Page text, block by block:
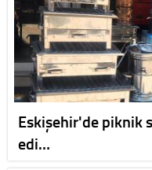
Eskişehir'de piknik
edi…